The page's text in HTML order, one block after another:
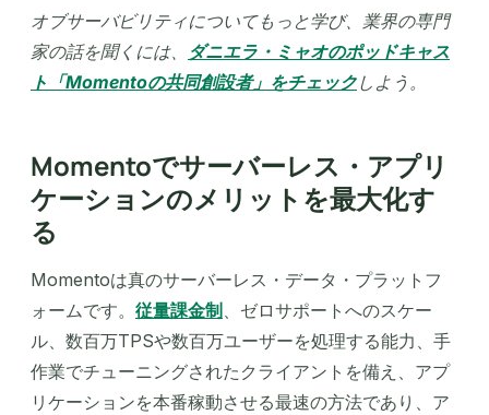
オブサーバビリティについてもっと学び、業界の専門
家の話を聞くには、
ダニエラ・ミャオのポッドキャス
ト「Momentoの共同創設者」をチェック しよう。
Momentoでサーバーレス・アプリ
ケーションのメリットを最大化す
る
Momentoは真のサーバーレス・データ・プラットフ
ォームです。 従量課金制 、ゼロサポートへのスケー
ル、数百万TPSや数百万ユーザーを処理する能力、手
作業でチューニングされたクライアントを備え、アプ
リケーションを本番稼動させる最速の方法であり、ア